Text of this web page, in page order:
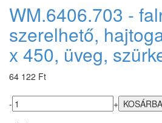
WM.6406.703 -
szerelhető,
x 450, üveg,
64 122 Ft
-
+